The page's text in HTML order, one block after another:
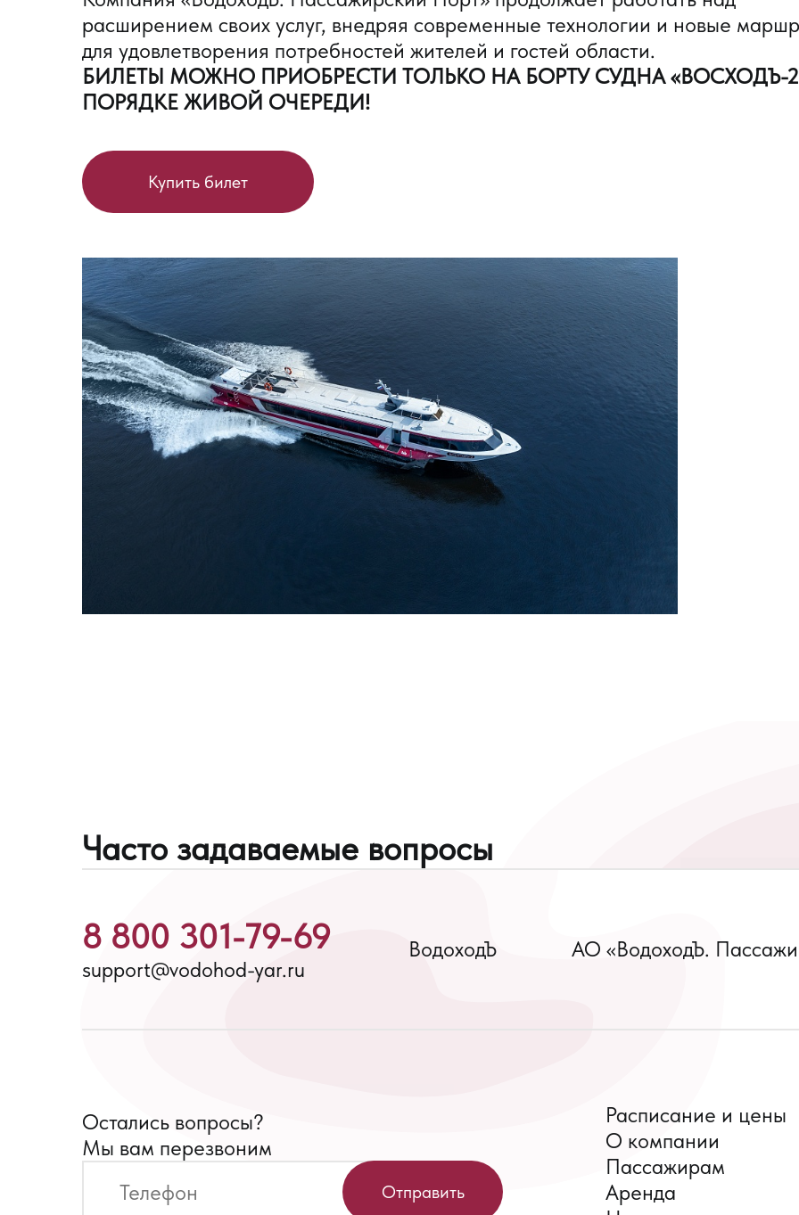
расширением своих услуг, внедряя современные технологии и новые
для удовлетворения потребностей жителей и гостей области.
БИЛЕТЫ МОЖНО ПРИОБРЕСТИ ТОЛЬКО НА БОРТУ СУДНА «ВОСХОДЪ-
ПОРЯДКЕ ЖИВОЙ ОЧЕРЕДИ!
Купить билет
Часто задаваемые вопросы
8 800 301-79-69
support@vodohod-yar.ru
ВодоходЪ АО «ВодоходЪ.
Остались вопросы?
Мы вам перезвоним
Отправить
Расписание и цены
О компании
Пассажирам
Аренда